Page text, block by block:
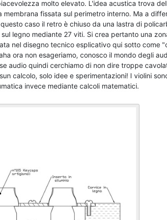
molto elevato. L'idea acustica trova
fissata sul perimetro interno. Ma a
caso il retro è chiuso da una lastra di
legno mediante 27 viti. Si crea pertanto una
nel disegno tecnico esplicativo qui sotto come
ora non esageriamo, conosco il mondo degli
audio quindi cerchiamo di non dire troppe
calcolo, solo idee e sperimentazioni! I violini
invece mediante calcoli matematici.